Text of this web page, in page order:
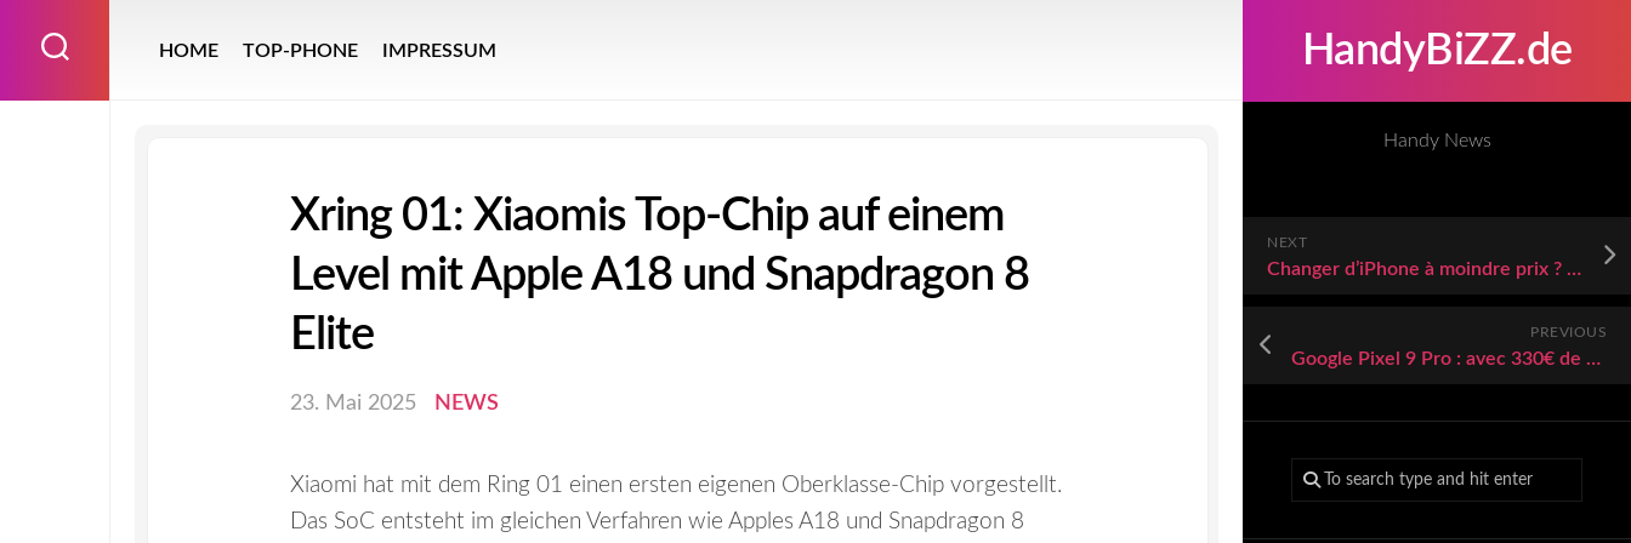
HandyBiZZ.de
Handy News
NEXT
Changer d’iPhone à moindre prix ? C’est maintenant ou jamais
PREVIOUS
Google Pixel 9 Pro : avec 330€ de remise, Bouygues Telecom propose la meilleure offre de ce jeudi
HOME TOP-PHONE IMPRESSUM
Xring 01: Xiaomis Top-Chip auf einem
Level mit Apple A18 und Snapdragon 8
Elite
23. Mai 2025 NEWS
Xiaomi hat mit dem Ring 01 einen ersten eigenen Oberklasse-Chip vorgestellt.
Das SoC entsteht im gleichen Verfahren wie Apples A18 und Snapdragon 8